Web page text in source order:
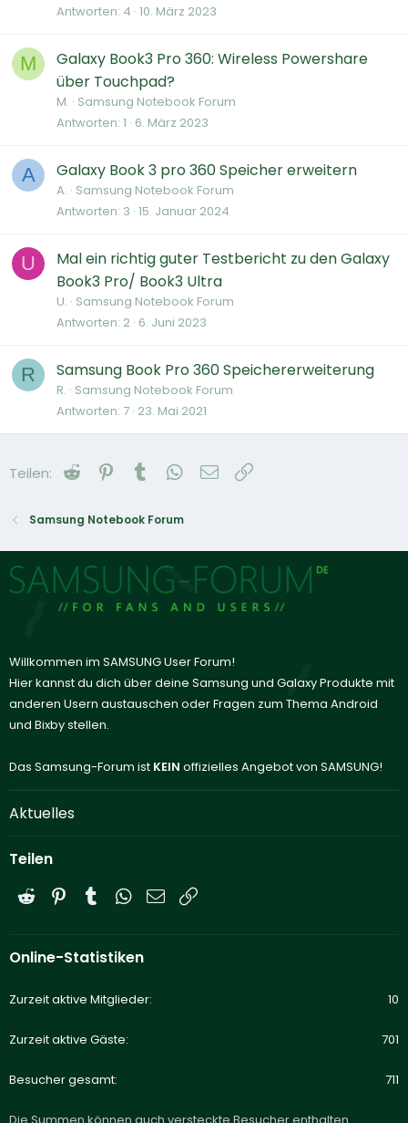
Antworten 4 10. März 2023
M
Galaxy Book3 Pro 360: Wireless Powershare
über Touchpad?
M. Samsung Notebook Forum
Antworten 1 6. März 2023
A Galaxy Book 3 pro 360 Speicher erweitern
A. Samsung Notebook Forum
Antworten 3 15. Januar 2024
U
Mal ein richtig guter Testbericht zu den Galaxy
Book3 Pro/ Book3 Ultra
U. Samsung Notebook Forum
Antworten 2 6. Juni 2023
R Samsung Book Pro 360 Speichererweiterung
R. Samsung Notebook Forum
Antworten 7 23. Mai 2021
Teilen: Reddit Pinterest
Tumblr WhatsApp
E-Mail
Samsung Notebook Forum
Willkommen im SAMSUNG User Forum!
Hier kannst du dich über deine Samsung und Galaxy Produkte mit
anderen Usern austauschen oder Fragen zum Thema Android
und Bixby stellen.
Das Samsung-Forum ist KEIN offizielles Angebot von SAMSUNG!
Aktuelles
Teilen
Reddit PinterestTumblrWhatsApp
E-Mail
Online-Statistiken
Zurzeit aktive Mitglieder 10
Zurzeit aktive Gäste 701
Besucher gesamt 711